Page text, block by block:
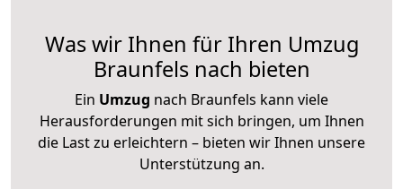
Was wir Ihnen für Ihren Umzug
Braunfels nach bieten
Ein Umzug nach Braunfels kann viele
Herausforderungen mit sich bringen, um Ihnen
die Last zu erleichtern – bieten wir Ihnen unsere
Unterstützung an.